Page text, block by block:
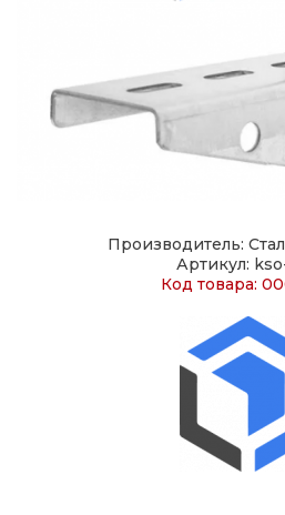
Производитель:
Артикул:
Код товара: